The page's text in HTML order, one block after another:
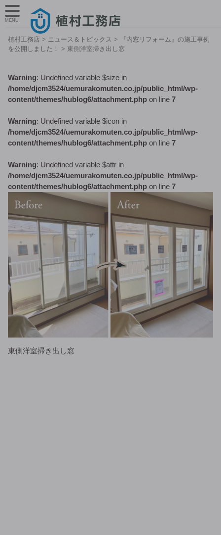
植村工務店 > ニュース＆トピックス >
『内窓リフォーム』の施工事例
を公開しました！
> 東側洋室掃き出し窓
Warning: Undefined variable $size in
/home/djcm3524/uemurakomuten.co.jp/public_html/wp-
content/themes/hublog6/attachment.php on line 7
Warning: Undefined variable $icon in
/home/djcm3524/uemurakomuten.co.jp/public_html/wp-
content/themes/hublog6/attachment.php on line 7
Warning: Undefined variable $attr in
/home/djcm3524/uemurakomuten.co.jp/public_html/wp-
content/themes/hublog6/attachment.php on line 7
東側洋室掃き出し窓
MENU